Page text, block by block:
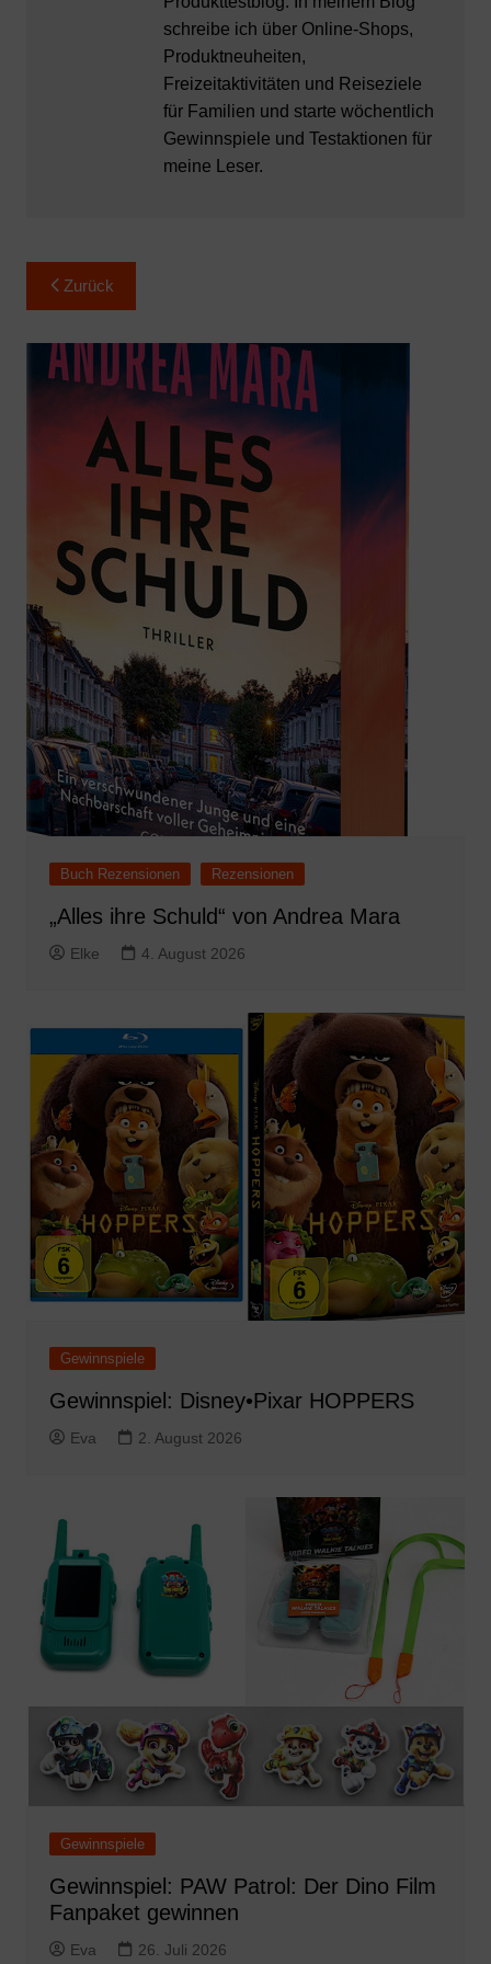
schreibe ich über Online-Shops,
Produktneuheiten,
Freizeitaktivitäten und Reiseziele
für Familien und starte wöchentlich
Gewinnspiele und Testaktionen für
meine Leser.
Beitragsnavigation
Zurück
Buch Rezensionen Rezensionen
„Alles ihre Schuld“ von Andrea Mara
Elke 4. August 2026
Gewinnspiele
Gewinnspiel: Disney•Pixar HOPPERS
Eva 2. August 2026
Gewinnspiele
Gewinnspiel: PAW Patrol: Der Dino Film
Fanpaket gewinnen
Eva 26. Juli 2026